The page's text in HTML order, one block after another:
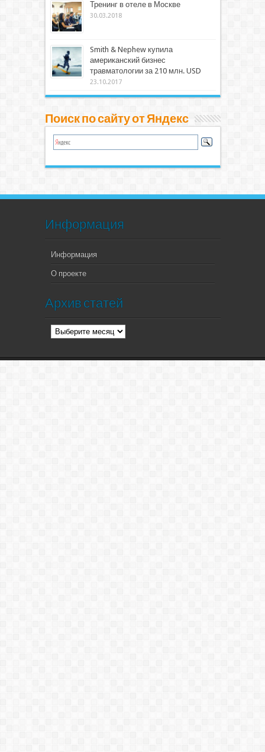
Тренинг в отеле в Москве
30.03.2018
Smith & Nephew купила
американский бизнес
травматологии за 210 млн. USD
23.10.2017
Поиск по сайту от Яндекс
Информация
Информация
О проекте
Архив статей
Архив
статей